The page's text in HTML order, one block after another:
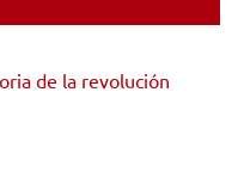
de la revolución